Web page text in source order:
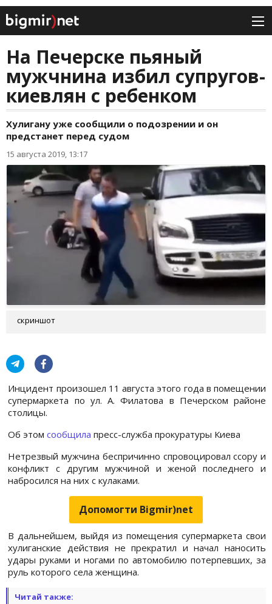
На Печерске пьяный
мужчнина избил супругов-
киевлян с ребенком
Хулигану уже сообщили о подозрении и он
предстанет перед судом
15 августа 2019, 13:17
скриншот
Инцидент произошел 11 августа этого года в помещении
супермаркета по ул. А. Филатова в Печерском районе
столицы.
Об этомсообщилапресс-служба прокуратуры Киева
Нетрезвый мужчина беспричинно спровоцировал ссору и
конфликт с другим мужчиной и женой последнего и
набросился на них с кулаками.
Допомогти Bigmir)net
В дальнейшем, выйдя из помещения супермаркета свои
хулиганские действия не прекратил и начал наносить
удары руками и ногами по автомобилю потерпевших, за
руль которого села женщина.
Читай также: